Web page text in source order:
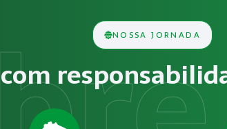
químicos, biológicos, ergonômicos
de SST para o eSocial para o
NOSSA JORNADA